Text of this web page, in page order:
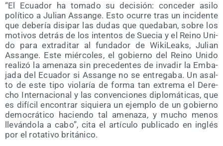
“El Ecua­dor ha toma­do su deci­sión: con­ce­der asi­lo
polí­ti­co a Julian Assan­ge. Esto ocu­rre tras un inci­den­te
que debe­ría disi­par las dudas que que­da­ban, sobre los
moti­vos detrás de los inten­tos de Sue­cia y el Rei­no Uni­
do para extra­di­tar al fun­da­dor de Wiki­Leaks, Julian
Assan­ge. Este miér­co­les, el gobierno del Rei­no Uni­do
reali­zó la ame­na­za sin pre­ce­den­tes de inva­dir la Emba­
ja­da del Ecua­dor si Assan­ge no se entre­ga­ba. Un asal­
to de este tipo vio­la­ría de for­ma tan extre­ma el Dere­
cho Inter­na­cio­nal y las con­ven­cio­nes diplo­má­ti­cas, que
es difí­cil encon­trar siquie­ra un ejem­plo de un gobierno
demo­crá­ti­co hacien­do tal ame­na­za, y mucho menos
lle­ván­do­la a cabo”, cita el artícu­lo publi­ca­do en inglés
por el rota­ti­vo británico.